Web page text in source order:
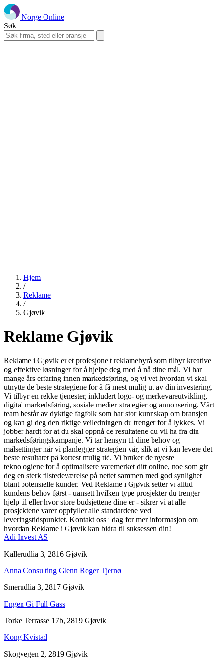
Norge Online
Søk
Hjem
/
Reklame
/
Gjøvik
Reklame Gjøvik
Reklame i Gjøvik er et profesjonelt reklamebyrå som tilbyr kreative
og effektive løsninger for å hjelpe deg med å nå dine mål. Vi har
mange års erfaring innen markedsføring, og vi vet hvordan vi skal
utnytte de beste strategiene for å få mest mulig ut av din investering.
Vi tilbyr en rekke tjenester, inkludert logo- og merkevareutvikling,
digital markedsføring, sosiale medier-strategier og annonsering. Vårt
team består av dyktige fagfolk som har stor kunnskap om bransjen
og kan gi deg den riktige veiledningen du trenger for å lykkes. Vi
jobber hardt for at du skal oppnå de resultatene du vil ha fra din
markedsføringskampanje. Vi tar hensyn til dine behov og
målsettinger når vi planlegger strategien vår, slik at vi kan levere det
beste resultatet på kortest mulig tid. Vi bruker de nyeste
teknologiene for å optimalisere varemerket ditt online, noe som gir
deg en sterk tilstedeværelse på nettet sammen med god synlighet
blant potensielle kunder. Ved Reklame i Gjøvik setter vi alltid
kundens behov først - uansett hvilken type prosjekter du trenger
hjelp til eller hvor store budsjettene dine er - sikrer vi at alle
prosjektene varer oppfyller alle standardene ved
leveringstidspunktet. Kontakt oss i dag for mer informasjon om
hvordan Reklame i Gjøvik kan bidra til suksessen din!
Adi Invest AS
Kallerudlia 3, 2816 Gjøvik
Anna Consulting Glenn Roger Tjernø
Smerudlia 3, 2817 Gjøvik
Engen Gi Full Gass
Torke Terrasse 17b, 2819 Gjøvik
Kong Kvistad
Skogvegen 2, 2819 Gjøvik